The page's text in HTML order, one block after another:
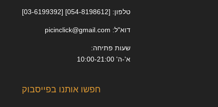
טלפון: [054-8198612] [03-6199392]
דוא"ל: picinclick@gmail.com
שעות פתיחה:
א'-ה' 10:00-21:00
חפשו אותנו בפייסבוק